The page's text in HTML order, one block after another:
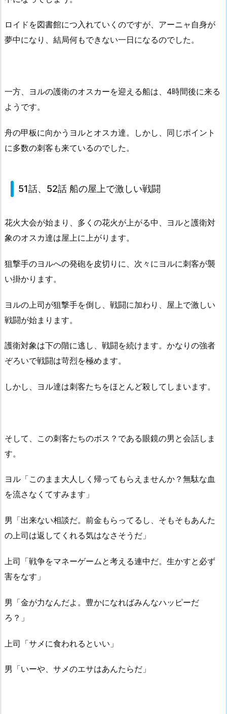
ロイドを図書館につ入れていくのですが、アーニャ自身が
夢中になり、結局何もできない一日になるのでした。
一方、ヨルの護衛のオスカーを迎える船は、4時間後に来る
ようです。
舟の甲板に向かうヨルとオスカ達。しかし、同じポイント
に多数の刺客も来ているのでした。
51話、52話 船の屋上で激しい戦闘
花火大会が始まり、多くの花火が上がる中、ヨルと護衛対
象のオスカ達は屋上に上がります。
狙撃手のヨルへの発砲を皮切りに、次々にヨルに刺客が襲
い掛かります。
ヨルの上司が狙撃手を倒し、戦闘に加わり、屋上で激しい
戦闘が始まります。
護衛対象は下の階に逃し、戦闘を続けます。かなりの強者
ぞろいで戦闘は苛烈を極めます。
しかし、ヨル達は刺客たちをほとんど殺してしまいます。
そして、この刺客たちのボス？である眼鏡の男と会話しま
す。
ヨル「このまま大人しく帰ってもらえませんか？無駄な血
を流さなくてすみます」
男「出来ない相談だ。前金もらってるし、そもそもあんた
の上司は返してくれる気はなさそうだ」
上司「戦争をマネーゲームと考える連中だ。生かすと必ず
害をなす」
男「金が力なんだよ。豊かになればみんなハッピーだ
ろ？」
上司「サメに食われるといい」
男「いーや、サメのエサはあんたらだ」